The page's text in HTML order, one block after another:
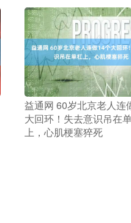
益通网 60岁北京老人连
大回环！失去意识吊在
上，心肌梗塞猝死